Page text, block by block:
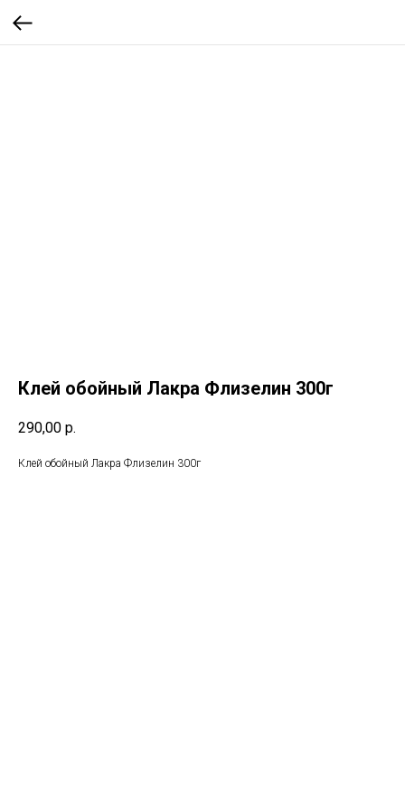
Клей обойный Лакра Флизелин 300г
290,00 р.
Клей обойный Лакра Флизелин 300г